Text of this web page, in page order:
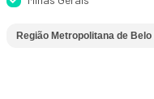
Região Metropolitana de